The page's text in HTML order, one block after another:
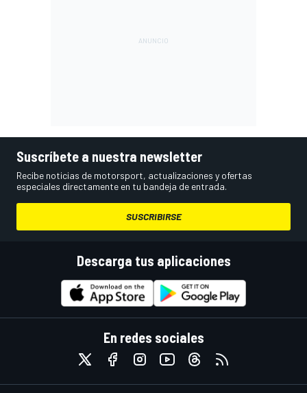
Suscríbete a nuestra newsletter
Recibe noticias de motorsport, actualizaciones y ofertas
especiales directamente en tu bandeja de entrada.
SUSCRIBIRSE
Descarga tus aplicaciones
En redes sociales